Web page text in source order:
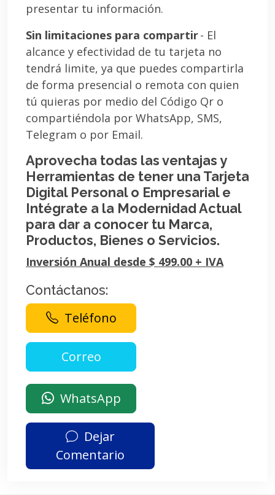
presentar tu información.
Sin limitaciones para compartir- El
alcance y efectividad de tu tarjeta no
tendrá limite, ya que puedes compartirla
de forma presencial o remota con quien
tú quieras por medio del Código Qr o
compartiéndola por WhatsApp, SMS,
Telegram o por Email.
Aprovecha todas las ventajas y
Herramientas de tener una Tarjeta
Digital Personal o Empresarial e
Intégrate a la Modernidad Actual
para dar a conocer tu Marca,
Productos, Bienes o Servicios.
Inversión Anual desde $ 499.00 + IVA
Contáctanos:
Teléfono
WhatsApp
Dejar
Comentario